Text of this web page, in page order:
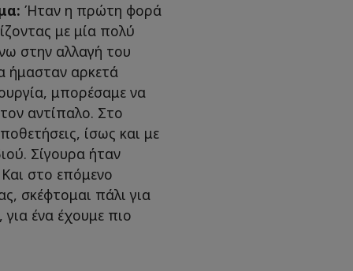
Ήταν η πρώτη φορά
με μία πολύ
στην αλλαγή του
ήμασταν αρκετά
μπορέσαμε να
αντίπαλο. Στο
ίσως και με
Σίγουρα ήταν
στο επόμενο
σκέφτομαι πάλι για
ένα έχουμε πιο